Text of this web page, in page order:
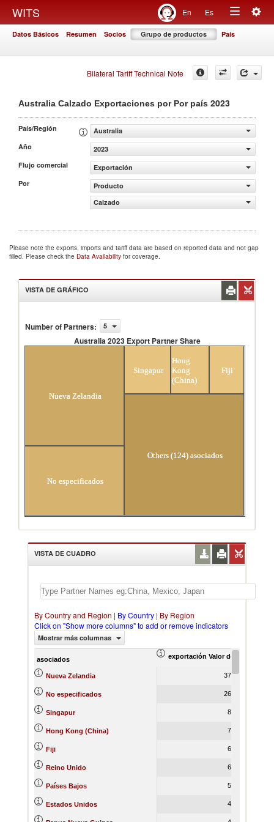
WITS En Es
Toggle
Datos Básicos Resumen Socios Grupo de productos País
Bilateral Tariff Technical Note
Australia Calzado Exportaciones por Por país 2023
País/Región
Australia
Año
2023
Flujo comercial
Exportación
Por
Producto
Calzado
Please note the exports, imports and tariff data are based on reported data and not gap
filled. Please check the Data Availability for coverage.
VISTA DE GRÁFICO
Number of Partners: 5
Australia 2023 Export Partner Share
Nueva Zelandia
No especificados
Singapur
Hong
Kong
(China)
Fiji
Others (124) asociados
VISTA DE CUADRO
By Country and Region | By Country | By Region
Click on "Show more columns" to add or remove indicators
Mostrar más columnas
asociados exportación Valor del comercio
Nueva Zelandia 37,939.68
No especificados 26,419.29
Singapur 8,528.62
Hong Kong (China) 7,105.30
Fiji 6,385.82
Reino Unido 6,272.97
Países Bajos 5,095.34
Estados Unidos 4,878.90